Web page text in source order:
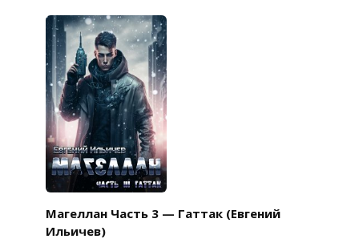
Магеллан Часть 3 — Гаттак (Евгений
Ильичев)